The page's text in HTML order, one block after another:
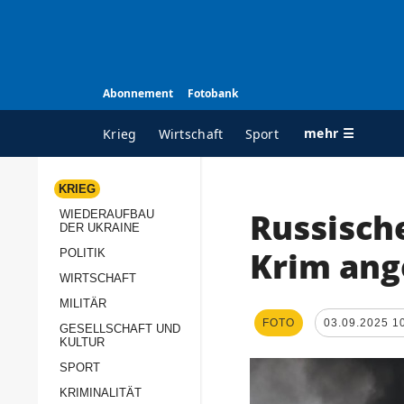
Abonnement Fotobank
Krieg Wirtschaft Sport mehr ☰
ALLE RUBRIKEN
Wiederaufbau der
Politik
Militär
KRIEG
WIEDERAUFBAU
DER UKRAINE
POLITIK
WIRTSCHAFT
MILITÄR
GESELLSCHAFT UND
KULTUR
SPORT
KRIMINALITÄT
Krim
FOTO 03.09.2025